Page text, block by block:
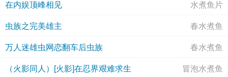
在内娱顶峰相见 水煮鱼片
虫族之完美雄主 春水煮鱼
万人迷雄虫网恋翻车后虫族 春水煮鱼
（火影同人）[火影]在忍界艰难求生 冒泡水煮鱼